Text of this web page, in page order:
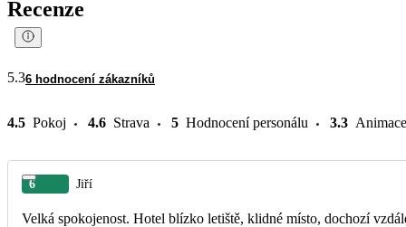
Recenze
5.36 hodnocení zákazníků
4.5 Pokoj 4.6 Strava 5 Hodnocení personálu 3.3 Animace
6 Jiří
Velká spokojenost. Hotel blízko letiště, klidné místo, dochozí